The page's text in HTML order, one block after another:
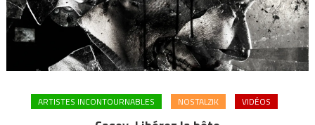
ARTISTES INCONTOURNABLES NOSTALZIK VIDÉOS